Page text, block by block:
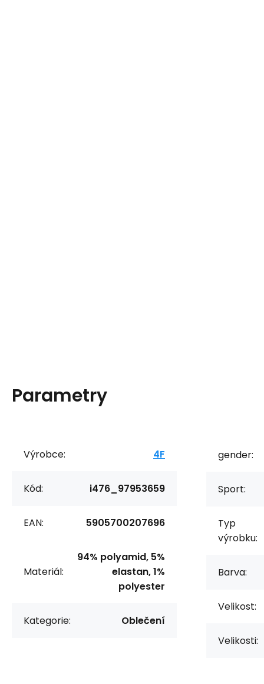
Parametry
Výrobce: 4F
Kód: i476_97953659
EAN: 5905700207696
Materiál:
94% polyamid, 5%
elastan, 1%
polyester
Kategorie: Oblečení
gender:
Sport:
Typ
výrobku:
Barva:
Velikost:
Velikosti: